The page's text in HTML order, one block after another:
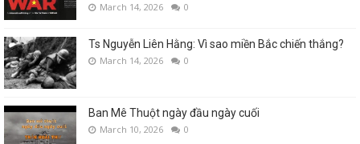
March 14, 2026 0
Ts Nguyễn Liên Hằng: Vì sao miền Bắc chiến thắng?
March 14, 2026 0
Ban Mê Thuột ngày đầu ngày cuối
March 10, 2026 0